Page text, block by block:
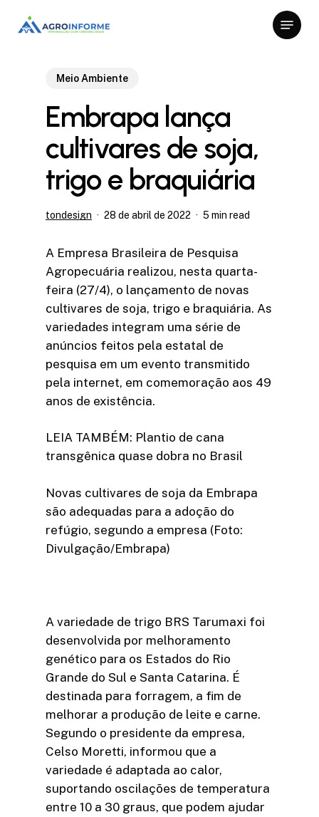
Menu
Meio Ambiente
Embrapa lança
cultivares de soja,
trigo e braquiária
tondesign 28 de abril de 2022 5 min read
A Empresa Brasileira de Pesquisa
Agropecuária realizou, nesta quarta-
feira (27/4), o lançamento de novas
cultivares de soja, trigo e braquiária. As
variedades integram uma série de
anúncios feitos pela estatal de
pesquisa em um evento transmitido
pela internet, em comemoração aos 49
anos de existência.
LEIA TAMBÉM: Plantio de cana
transgênica quase dobra no Brasil
Novas cultivares de soja da Embrapa
são adequadas para a adoção do
refúgio, segundo a empresa (Foto:
Divulgação/Embrapa)
A variedade de trigo BRS Tarumaxi foi
desenvolvida por melhoramento
genético para os Estados do Rio
Grande do Sul e Santa Catarina. É
destinada para forragem, a fim de
melhorar a produção de leite e carne.
Segundo o presidente da empresa,
Celso Moretti, informou que a
variedade é adaptada ao calor,
suportando oscilações de temperatura
entre 10 a 30 graus, que podem ajudar